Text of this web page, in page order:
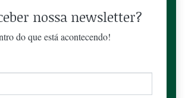
nossa newsletter?
do que está acontecendo!